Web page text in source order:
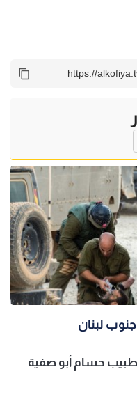
لبنان
حسام أبو صفية